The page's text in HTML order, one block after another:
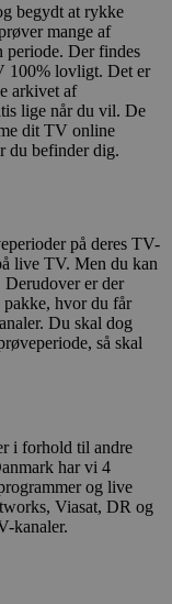
begydt at rykke
mange af
periode. Der findes
100% lovligt. Det er
arkivet af
lige når du vil. De
dit TV online
du befinder dig.
på deres TV-
live TV. Men du kan
er der
hvor du får
Du skal dog
så skal
i forhold til andre
har vi 4
og live
Viasat, DR og
kanaler.